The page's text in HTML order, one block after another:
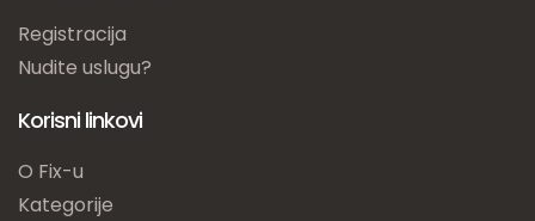
Registracija
Nudite uslugu?
Korisni linkovi
O Fix-u
Kategorije